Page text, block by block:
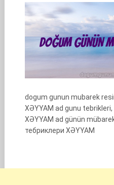
dogum gunun mubarek
XƏYYAM ad gunu
XƏYYAM ad günün
тебриклери XƏYYAM